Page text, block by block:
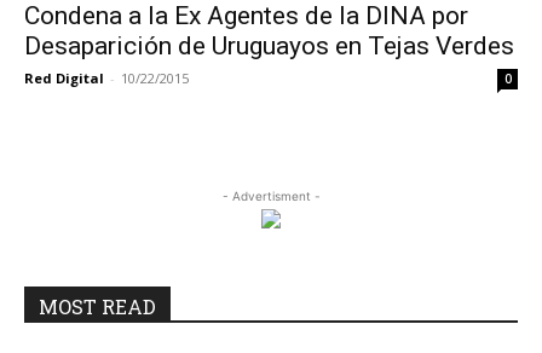
Condena a la Ex Agentes de la DINA por
Desaparición de Uruguayos en Tejas Verdes
Red Digital - 10/22/2015 0
- Advertisment -
MOST READ